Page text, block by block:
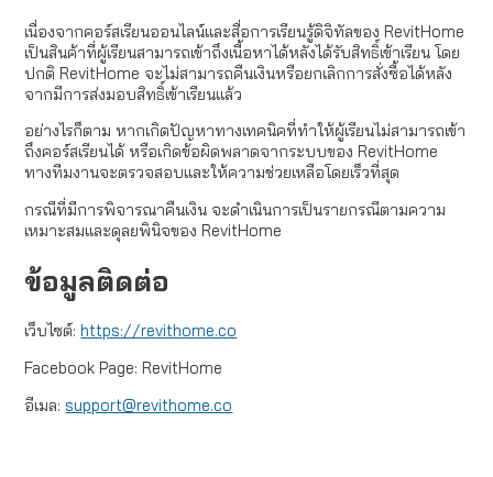
เนื่องจากคอร์สเรียนออนไลน์และสื่อการเรียนรู้ดิจิทัลของ RevitHome
เป็นสินค้าที่ผู้เรียนสามารถเข้าถึงเนื้อหาได้หลังได้รับสิทธิ์เข้าเรียน โดย
ปกติ RevitHome จะไม่สามารถคืนเงินหรือยกเลิกการสั่งซื้อได้หลัง
จากมีการส่งมอบสิทธิ์เข้าเรียนแล้ว
อย่างไรก็ตาม หากเกิดปัญหาทางเทคนิคที่ทำให้ผู้เรียนไม่สามารถเข้า
ถึงคอร์สเรียนได้ หรือเกิดข้อผิดพลาดจากระบบของ RevitHome
ทางทีมงานจะตรวจสอบและให้ความช่วยเหลือโดยเร็วที่สุด
กรณีที่มีการพิจารณาคืนเงิน จะดำเนินการเป็นรายกรณีตามความ
เหมาะสมและดุลยพินิจของ RevitHome
ข้อมูลติดต่อ
เว็บไซต์:https://revithome.co
Facebook Page: RevitHome
อีเมล: support@revithome.co